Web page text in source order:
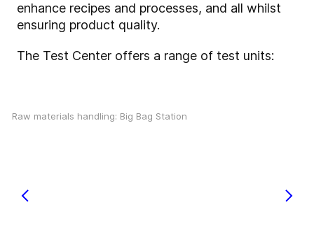
enhance recipes and processes, and all whilst
ensuring product quality.
The Test Center offers a range of test units:
Raw materials handling: Big Bag Station